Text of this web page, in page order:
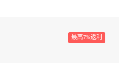
最高7%返利